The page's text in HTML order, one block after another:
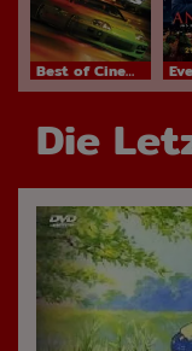
Best of Cinema
Die